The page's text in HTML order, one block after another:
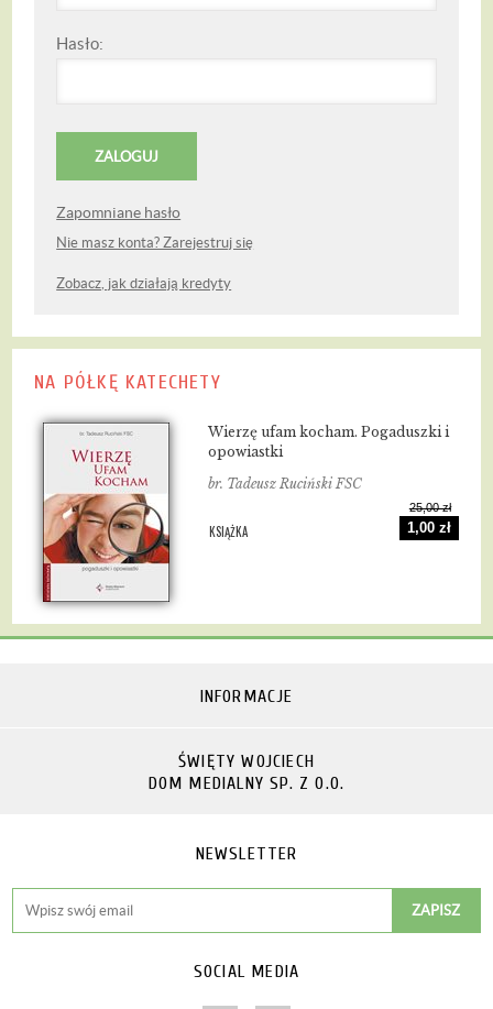
Hasło:
Zapomniane hasło
Nie masz konta? Zarejestruj się
Zobacz, jak działają kredyty
NA PÓŁKĘ KATECHETY
Wierzę ufam kocham. Pogaduszki i
opowiastki
br. Tadeusz Ruciński FSC
KSIĄŻKA
25,00 zł
1,00 zł
INFORMACJE
ŚWIĘTY WOJCIECH
DOM MEDIALNY SP. Z O.O.
NEWSLETTER
SOCIAL MEDIA